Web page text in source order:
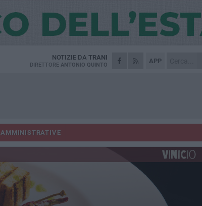
APP
NOTIZIE DA TRANI
DIRETTORE ANTONIO QUINTO
AMMINISTRATIVE